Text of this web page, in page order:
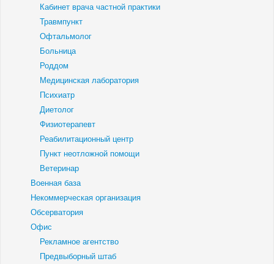
Кабинет врача частной практики
Травмпункт
Офтальмолог
Больница
Роддом
Медицинская лаборатория
Психиатр
Диетолог
Физиотерапевт
Реабилитационный центр
Пункт неотложной помощи
Ветеринар
Военная база
Некоммерческая организация
Обсерватория
Офис
Рекламное агентство
Предвыборный штаб